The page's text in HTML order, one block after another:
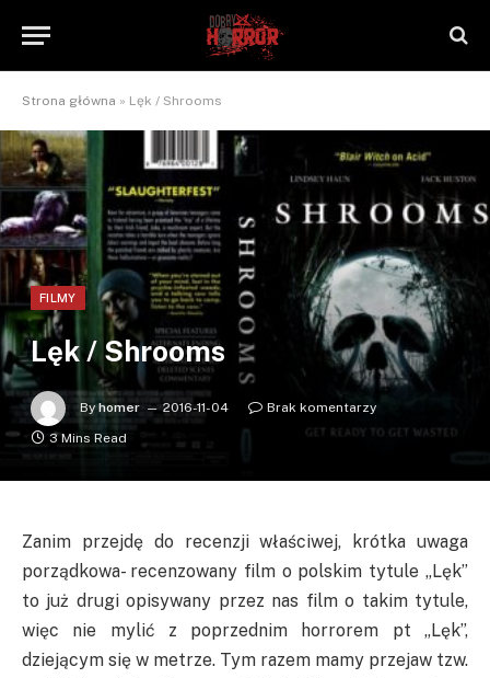
Strona główna » Lęk / Shrooms
FILMY
Lęk / Shrooms
By homer 2016-11-04
Brak komentarzy
3 Mins Read
Zanim przejdę do recenzji właściwej, krótka uwaga
porządkowa- recenzowany film o polskim tytule „Lęk”
to już drugi opisywany przez nas film o takim tytule,
więc nie mylić z poprzednim horrorem pt „Lęk”,
dziejącym się w metrze. Tym razem mamy przejaw tzw.